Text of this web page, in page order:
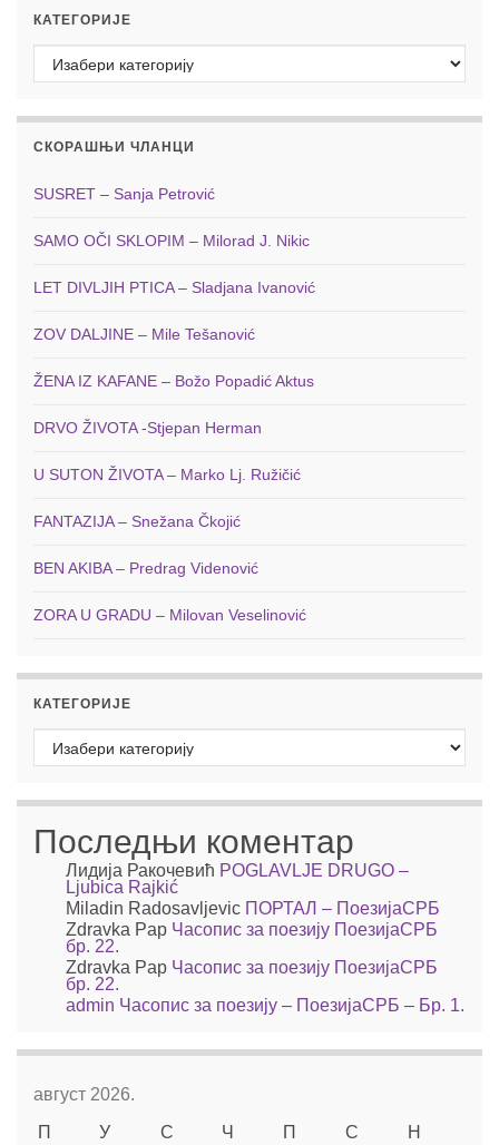
КАТЕГОРИЈЕ
Категорије
СКОРАШЊИ ЧЛАНЦИ
SUSRET – Sanja Petrović
SAMO OČI SKLOPIM – Milorad J. Nikic
LET DIVLJIH PTICA – Sladjana Ivanović
ZOV DALJINE – Mile Tešanović
ŽENA IZ KAFANE – Božo Popadić Aktus
DRVO ŽIVOTA -Stjepan Herman
U SUTON ŽIVOTA – Marko Lj. Ružičić
FANTAZIJA – Snežana Čkojić
BEN AKIBA – Predrag Videnović
ZORA U GRADU – Milovan Veselinović
КАТЕГОРИЈЕ
Категорије
Последњи коментар
Лидија Ракочевић POGLAVLJE DRUGO –
Ljubica Rajkić
Miladin Radosavljevic ПОРТАЛ – ПоезијаСРБ
Zdravka Pap Часопис за поезију ПоезијаСРБ
бр. 22.
Zdravka Pap Часопис за поезију ПоезијаСРБ
бр. 22.
admin Часопис за поезију – ПоезијаСРБ – Бр. 1.
август 2026.
П
У С Ч П С Н